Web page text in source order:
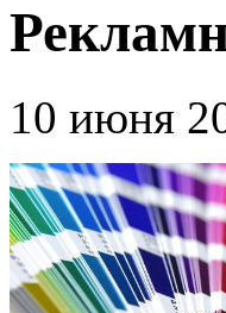
10 июня